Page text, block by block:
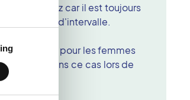
vous en avez car il est toujours
années d'intervalle.
pour les femmes
êtes dans ce cas lors de